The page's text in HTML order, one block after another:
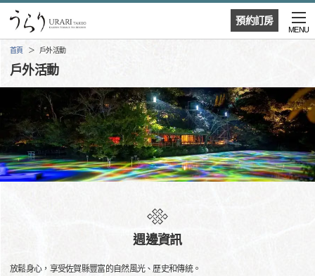
預約訂房
MENU
首頁 戶外活動
戶外活動
週邊資訊
放鬆身心，享受佐賀縣豐富的自然風光、歷史和傳統。